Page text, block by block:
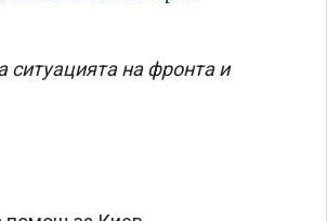
ситуацията на фронта и